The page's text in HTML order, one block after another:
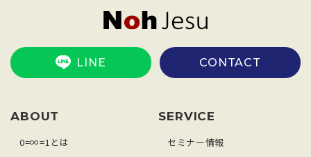
LINE CONTACT
ABOUT
0=∞=1とは
SERVICE
セミナー情報